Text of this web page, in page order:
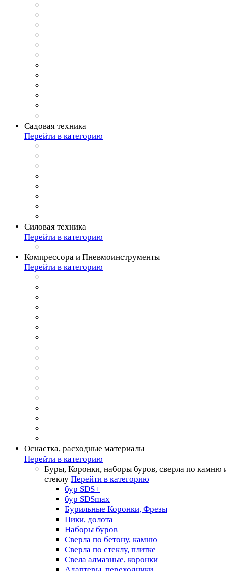
Садовая техника
Перейти в категорию
Силовая техника
Перейти в категорию
Компрессора и Пневмоинструменты
Перейти в категорию
Оснастка, расходные материалы
Перейти в категорию
Буры, Коронки, наборы буров, сверла по камню
стеклу Перейти в категорию
бур SDS+
бур SDSmax
Бурильные Коронки, Фрезы
Пики, долота
Наборы буров
Сверла по бетону, камню
Сверла по стеклу, плитке
Свела алмазные, коронки